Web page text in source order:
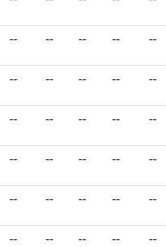
-- -- -- -- --
-- -- -- -- --
-- -- -- -- --
-- -- -- -- --
-- -- -- -- --
-- -- -- -- --